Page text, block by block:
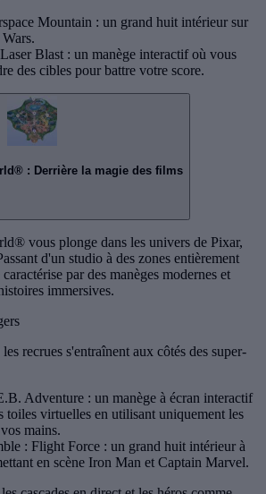
Mountain : un grand huit intérieur sur
Blast : un manège interactif où vous
des cibles pour battre votre score.
: Derrière la magie des films
vous plonge dans les univers de Pixar,
d'un studio à des zones entièrement
par des manèges modernes et
immersives.
recrues s'entraînent aux côtés des super-
Adventure : un manège à écran interactif
toiles virtuelles en utilisant uniquement les
mains.
: Flight Force : un grand huit intérieur à
en scène Iron Man et Captain Marvel.